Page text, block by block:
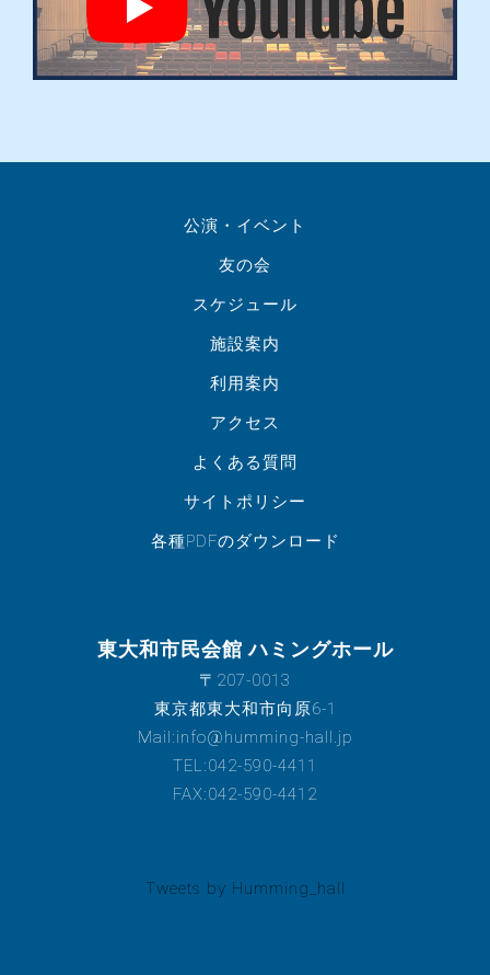
公演・イベント
友の会
スケジュール
施設案内
利用案内
アクセス
よくある質問
サイトポリシー
各種PDFのダウンロード
東大和市民会館 ハミングホール
〒207-0013
東京都東大和市向原6-1
Mail:info@humming-hall.jp
TEL:042-590-4411
FAX:042-590-4412
Tweets by Humming_hall